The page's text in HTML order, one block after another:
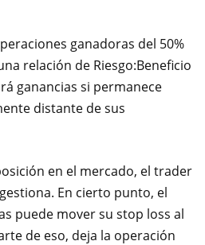
ganadoras del 50%
relación de Riesgo:Beneficio
ganancias si permanece
distante de sus
en el mercado, el trader
En cierto punto, el
puede mover su stop loss al
de eso, deja la operación